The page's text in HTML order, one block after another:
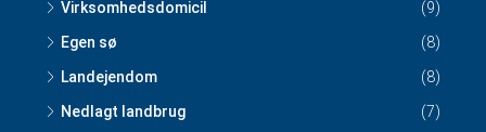
Virksomhedsdomicil
(9)
Egen sø
(8)
Landejendom
(8)
Nedlagt landbrug
(7)